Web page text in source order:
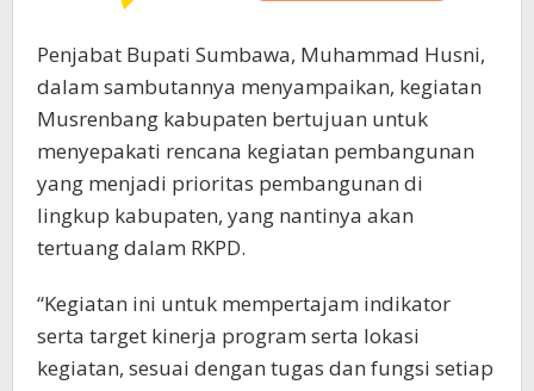
Penjabat Bupati Sumbawa, Muhammad Husni,
dalam sambutannya menyampaikan, kegiatan
Musrenbang kabupaten bertujuan untuk
menyepakati rencana kegiatan pembangunan
yang menjadi prioritas pembangunan di
lingkup kabupaten, yang nantinya akan
tertuang dalam RKPD.
“Kegiatan ini untuk mempertajam indikator
serta target kinerja program serta lokasi
kegiatan, sesuai dengan tugas dan fungsi setiap